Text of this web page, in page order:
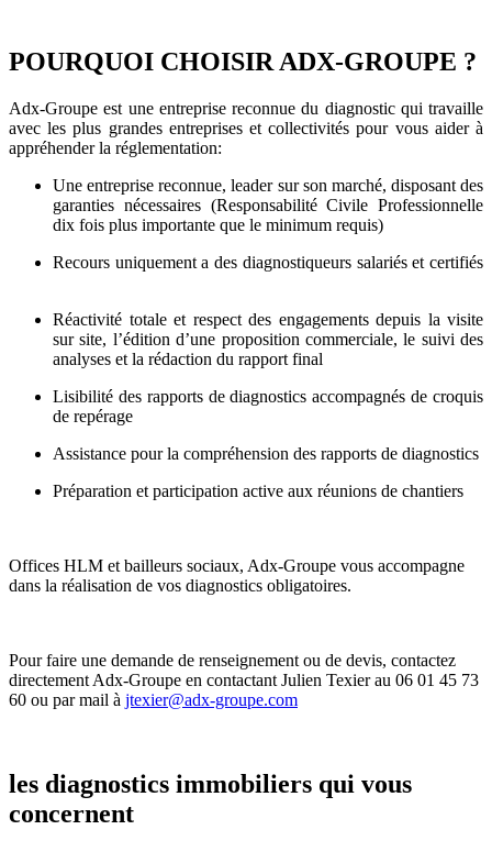
POURQUOI CHOISIR ADX-GROUPE ?
Adx-Groupe est une entreprise reconnue du diagnostic qui travaille
avec les plus grandes entreprises et collectivités pour vous aider à
appréhender la réglementation:
Une entreprise reconnue, leader sur son marché, disposant des
garanties nécessaires (Responsabilité Civile Professionnelle
dix fois plus importante que le minimum requis)
Recours uniquement a des diagnostiqueurs salariés et certifiés
Réactivité totale et respect des engagements depuis la visite
sur site, l’édition d’une proposition commerciale, le suivi des
analyses et la rédaction du rapport final
Lisibilité des rapports de diagnostics accompagnés de croquis
de repérage
Assistance pour la compréhension des rapports de diagnostics
Préparation et participation active aux réunions de chantiers
Offices HLM et bailleurs sociaux, Adx-Groupe vous accompagne
dans la réalisation de vos diagnostics obligatoires.
Pour faire une demande de renseignement ou de devis, contactez
directement Adx-Groupe en contactant Julien Texier au 06 01 45 73
60 ou par mail à jtexier@adx-groupe.com
les diagnostics immobiliers qui vous
concernent